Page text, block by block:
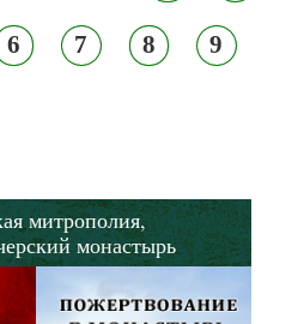
6 7 8 9
митрополия,
монастырь